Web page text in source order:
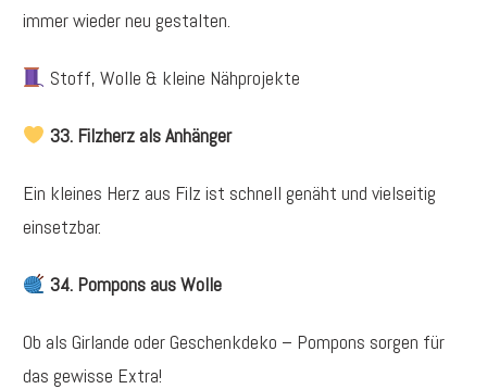
immer wieder neu gestalten.
Stoff, Wolle & kleine Nähprojekte
33. Filzherz als Anhänger
Ein kleines Herz aus Filz ist schnell genäht und vielseitig
einsetzbar.
34. Pompons aus Wolle
Ob als Girlande oder Geschenkdeko – Pompons sorgen für
das gewisse Extra!